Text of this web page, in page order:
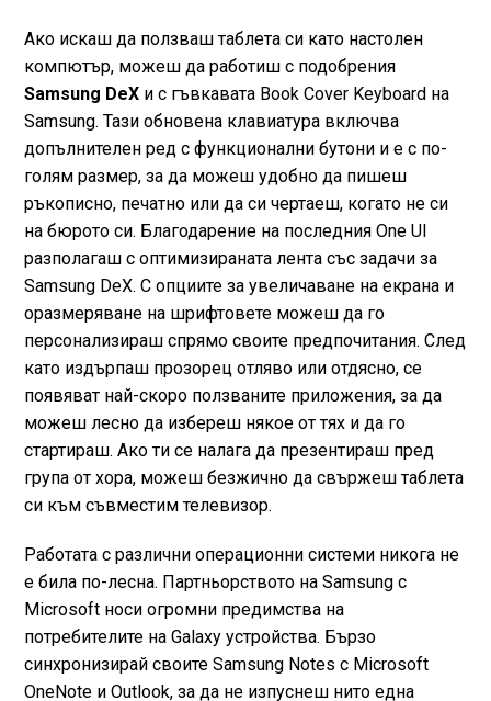
Ако искаш да ползваш таблета си като настолен
компютър, можеш да работиш с подобрения
Samsung DeXи с гъвкавата Book Cover Keyboard на
Samsung. Тази обновена клавиатура включва
допълнителен ред с функционални бутони и е с по-
голям размер, за да можеш удобно да пишеш
ръкописно, печатно или да си чертаеш, когато не си
на бюрото си. Благодарение на последния One UI
разполагаш с оптимизираната лента със задачи за
Samsung DeX. С опциите за увеличаване на екрана и
оразмеряване на шрифтовете можеш да го
персонализираш спрямо своите предпочитания. След
като издърпаш прозорец отляво или отдясно, се
появяват най-скоро ползваните приложения, за да
можеш лесно да избереш някое от тях и да го
стартираш. Ако ти се налага да презентираш пред
група от хора, можеш безжично да свържеш таблета
си към съвместим телевизор.
Работата с различни операционни системи никога не
е била по-лесна. Партньорството на Samsung с
Microsoft носи огромни предимства на
потребителите на Galaxy устройства. Бързо
синхронизирай своите Samsung Notes с Microsoft
OneNote и Outlook, за да не изпуснеш нито една